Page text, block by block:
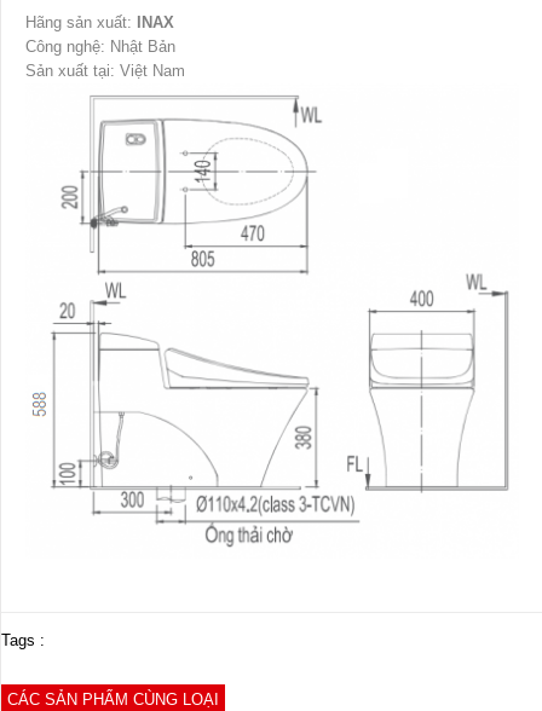
Hãng sản xuất:
INAX
Công nghệ: Nhật Bản
Sản xuất tại: Việt Nam
Tags :
CÁC SẢN PHẨM CÙNG LOẠI